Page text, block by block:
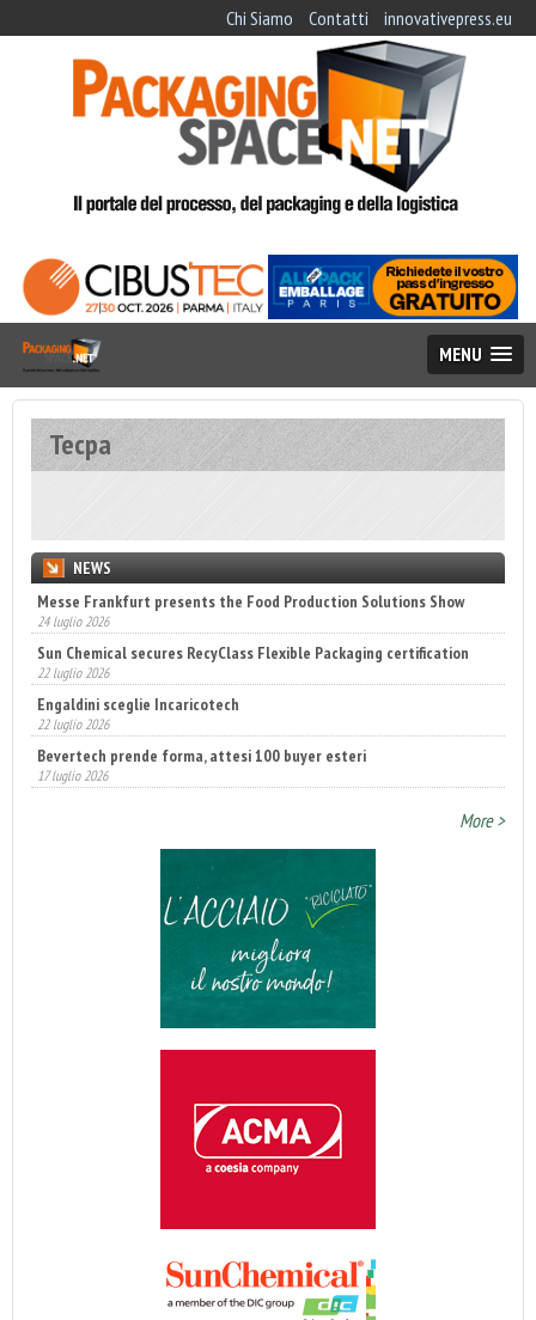
Chi Siamo Contatti innovativepress.eu
MENU
Tecpa
NEWS
Messe Frankfurt presents the Food Production Solutions Show
24 luglio 2026
Sun Chemical secures RecyClass Flexible Packaging certification
22 luglio 2026
Engaldini sceglie Incaricotech
22 luglio 2026
Bevertech prende forma, attesi 100 buyer esteri
17 luglio 2026
More >